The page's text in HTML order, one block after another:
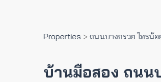
Properties > ถนนบางกรวย ไทรน้อ
บ้านมือสอง ถนน